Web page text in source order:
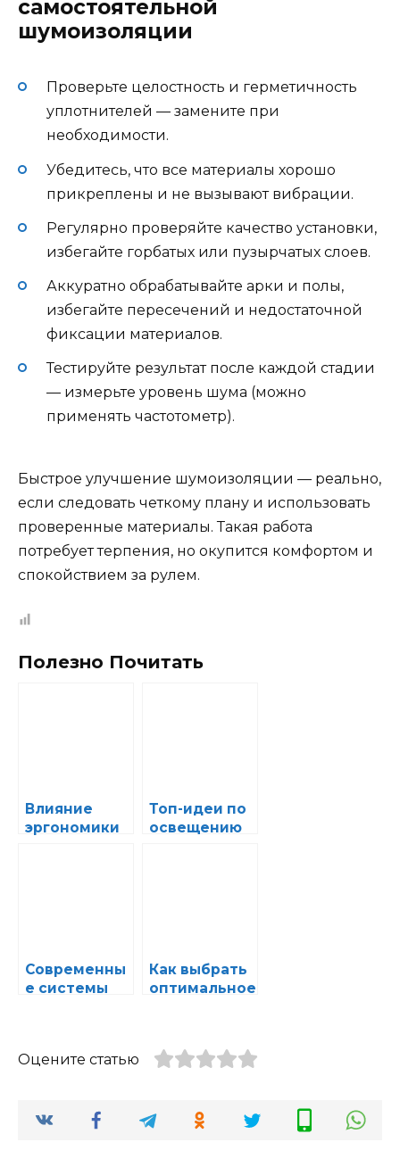
самостоятельной
шумоизоляции
Проверьте целостность и герметичность
уплотнителей — замените при
необходимости.
Убедитесь, что все материалы хорошо
прикреплены и не вызывают вибрации.
Регулярно проверяйте качество установки,
избегайте горбатых или пузырчатых слоев.
Аккуратно обрабатывайте арки и полы,
избегайте пересечений и недостаточной
фиксации материалов.
Тестируйте результат после каждой стадии
— измерьте уровень шума (можно
применять частотометр).
Быстрое улучшение шумоизоляции — реально,
если следовать четкому плану и использовать
проверенные материалы. Такая работа
потребует терпения, но окупится комфортом и
спокойствием за рулем.
Полезно Почитать
Влияние
эргономики
Топ-идеи по
освещению
Современны
е системы
создания
та
Как выбрать
оптимальное
поездок и
Оцените статью